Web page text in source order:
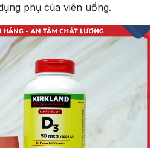
phụ của viên uống.